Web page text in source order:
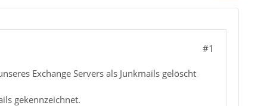
#1
Exchange Servers als Junkmails gelöscht
gekennzeichnet.